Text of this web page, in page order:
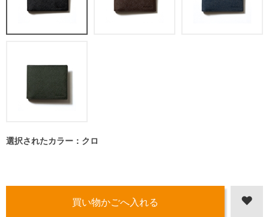
選択されたカラー：クロ